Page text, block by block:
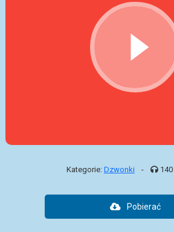
Kategorie: Dzwonki - 140
Pobierać